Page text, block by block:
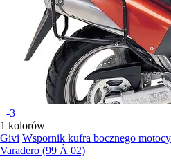
+-3
1 kolorów
Givi Wspornik kufra bocznego
Varadero (99 À 02)